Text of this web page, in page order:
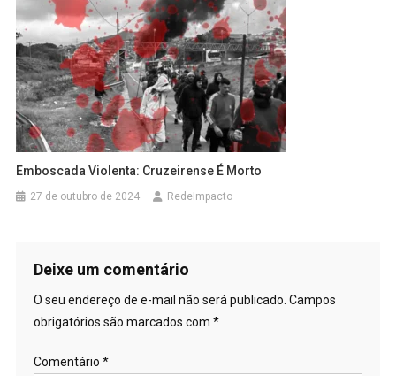
Emboscada Violenta: Cruzeirense É Morto
27 de outubro de 2024 RedeImpacto
Deixe um comentário
O seu endereço de e-mail não será publicado. Campos
obrigatórios são marcados com *
Comentário *